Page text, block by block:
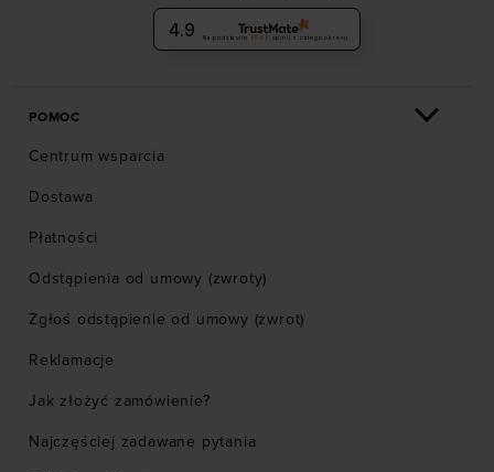
4.9 Na podstawie 6036 opinii z całego okresu
POMOC
Centrum wsparcia
Dostawa
Płatności
Odstąpienia od umowy (zwroty)
Zgłoś odstąpienie od umowy (zwrot)
Reklamacje
Jak złożyć zamówienie?
Najczęściej zadawane pytania